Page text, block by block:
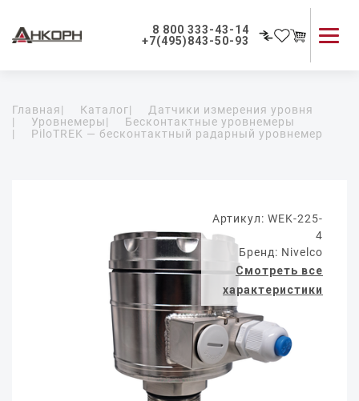
8 800 333-43-14
+7(495)843-50-93
Применение приборов
Как мы работаем
Главная| Каталог|
Датчики измерения уровня
|
Уровнемеры|
Бесконтактные уровнемеры
|
PiloTREK — бесконтактный радарный уровнемер
Артикул: WEK-225-
4
Бренд: Nivelco
Смотреть все
характеристики